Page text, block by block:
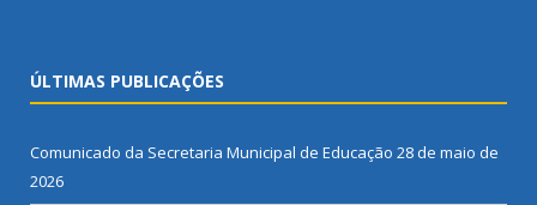
ÚLTIMAS PUBLICAÇÕES
Comunicado da Secretaria Municipal de Educação 28 de maio de
2026